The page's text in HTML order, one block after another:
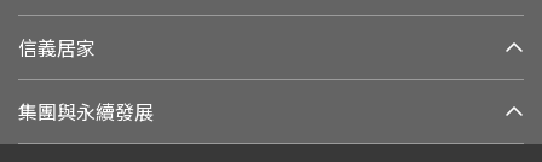
信義居家
集團與永續發展